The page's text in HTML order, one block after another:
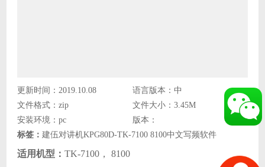
更新时间：2019.10.08
语言版本：中
文件格式：zip
文件大小：3.45M
安装环境：pc
版本：
标签：建伍对讲机KPG80D-TK-7100 8100中文写频软件
适用机型：TK-7100， 8100